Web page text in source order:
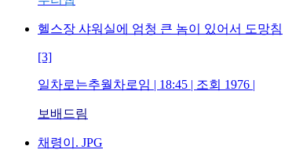
헬스장 샤워실에 엄청 큰 놈이 있어서 도망침
[3]
일차로는추월차로임 | 18:45 | 조회 1976 |
보배드림
채령이. JPG